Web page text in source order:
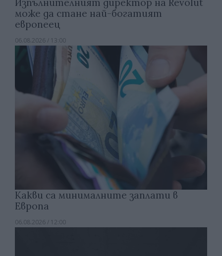
Изпълнителният директор на Revolut
може да стане най-богатият
европеец
06.08.2026 / 13:00
Какви са минималните заплати в
Европа
06.08.2026 / 12:00